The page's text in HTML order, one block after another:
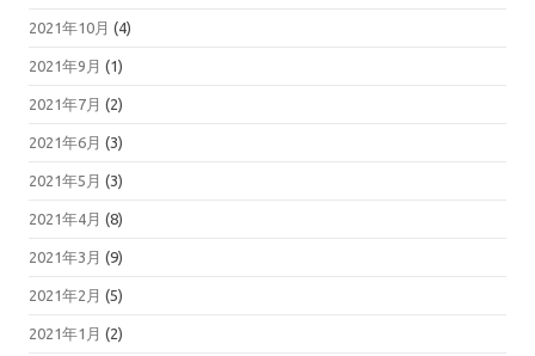
2021年10月 (4)
2021年9月 (1)
2021年7月 (2)
2021年6月 (3)
2021年5月 (3)
2021年4月 (8)
2021年3月 (9)
2021年2月 (5)
2021年1月 (2)